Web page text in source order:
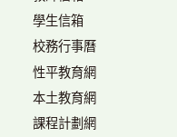
學生信箱
校務行事曆
性平教育網
本土教育網
課程計劃網